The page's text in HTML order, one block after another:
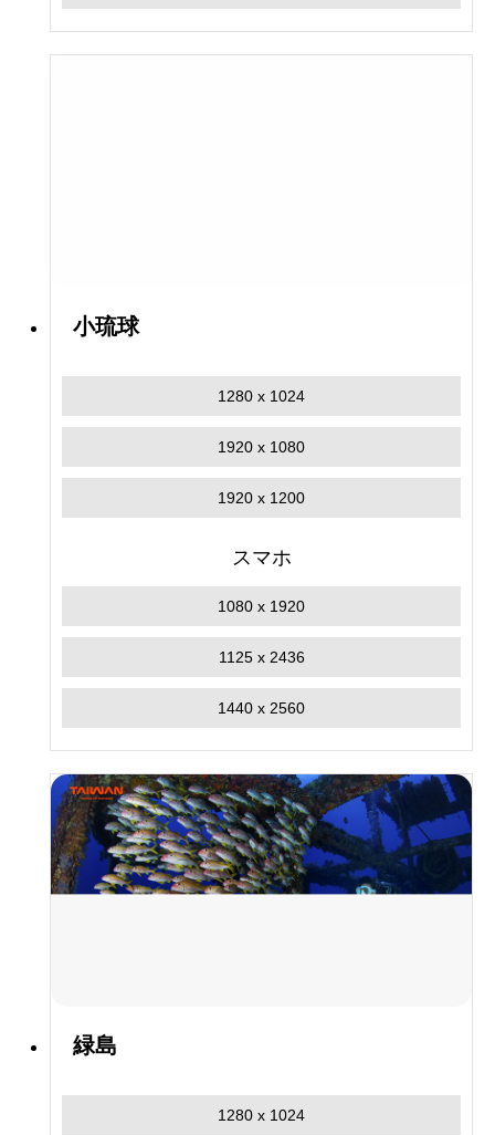
小琉球
1280 x 1024
1920 x 1080
1920 x 1200
スマホ
1080 x 1920
1125 x 2436
1440 x 2560
緑島
1280 x 1024